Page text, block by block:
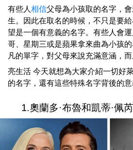
有些人 相信父母為小孩取的名字，
生。因此在取名的時候，不只是要
望是一個有意義的名字。有些人會
哥、星期三或是蘋果拿來曲為小孩
凡的單字，對父母來說充滿意涵，而
亮生活 今天就想為大家介紹一切好
的名字，還有這些特殊名字背後的意
1.奧蘭多·布魯和凱蒂·佩